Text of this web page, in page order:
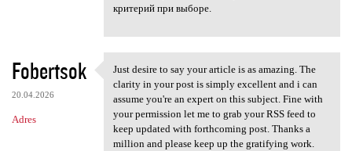
критерий при выборе.
Fobertsok
20.04.2026
Adres
Just desire to say your
Just desire to say your article is as amazing. The
clarity in your post is simply excellent and i can
assume you're an expert on this subject. Fine with
your permission let me to grab your RSS feed to
keep updated with forthcoming post. Thanks a
million and please keep up the gratifying work.